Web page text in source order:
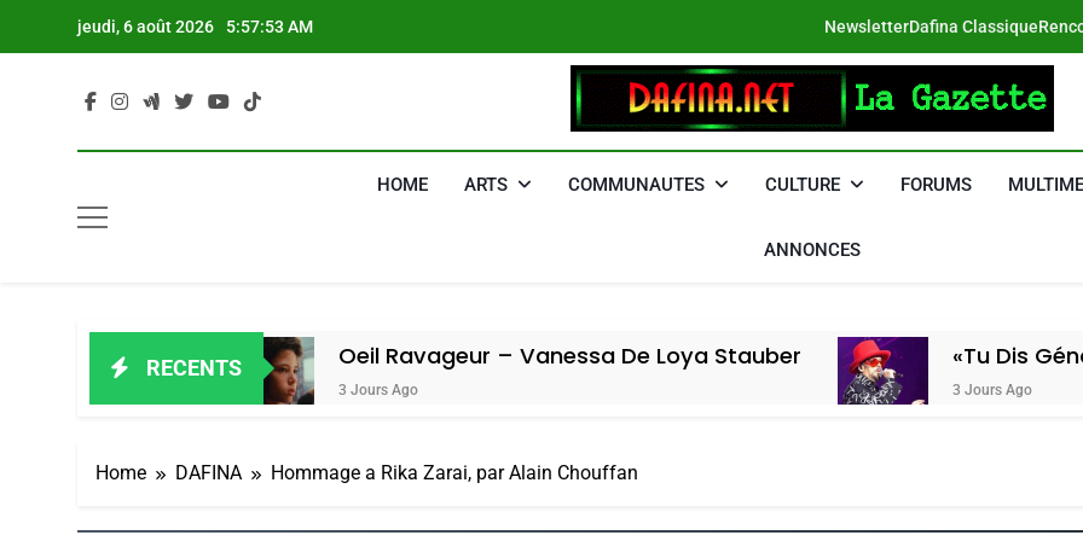
jeudi, 6 août 2026 5:57:54 AM NewsletterDafina Classique
DAFINA
HOME ARTS COMMUNAUTES CULTURE FORUMS
ANNONCES
RECENTSOeil Ravageur – Vanessa De Loya Stauber
3 Jours Ago
«Tu Dis Génocide, Je
3 Jours Ago
Home DAFINA Hommage a Rika Zarai, par Alain Chouffan